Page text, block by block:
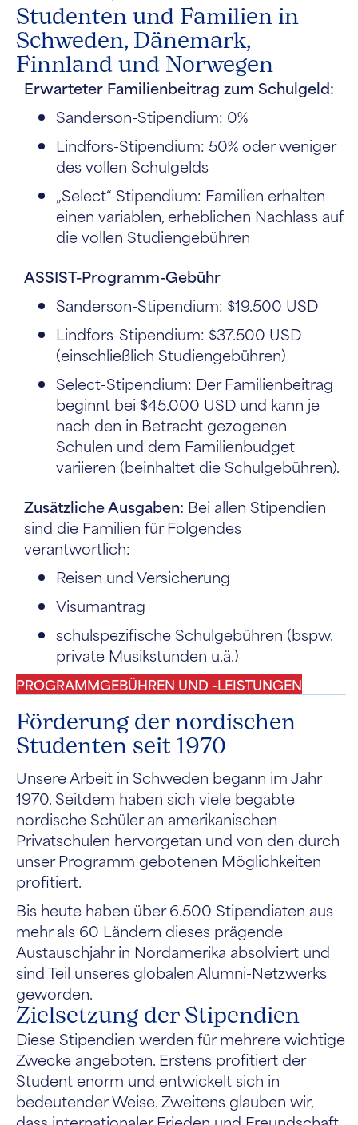
Studenten und Familien in
Schweden, Dänemark,
Finnland und Norwegen
Erwarteter Familienbeitrag zum Schulgeld:
Sanderson-Stipendium: 0%
Lindfors-Stipendium: 50% oder weniger
des vollen Schulgelds
„Select“-Stipendium: Familien erhalten
einen variablen, erheblichen Nachlass auf
die vollen Studiengebühren
ASSIST-Programm-Gebühr
Sanderson-Stipendium: $19.500 USD
Lindfors-Stipendium: $37.500 USD
(einschließlich Studiengebühren)
Select-Stipendium: Der Familienbeitrag
beginnt bei $45.000 USD und kann je
nach den in Betracht gezogenen
Schulen und dem Familienbudget
variieren (beinhaltet die Schulgebühren).
Zusätzliche Ausgaben: Bei allen Stipendien
sind die Familien für Folgendes
verantwortlich:
Reisen und Versicherung
Visumantrag
schulspezifische Schulgebühren (bspw.
private Musikstunden u.ä.)
PROGRAMMGEBÜHREN UND -LEISTUNGEN
Förderung der nordischen
Studenten seit 1970
Unsere Arbeit in Schweden begann im Jahr
1970. Seitdem haben sich viele begabte
nordische Schüler an amerikanischen
Privatschulen hervorgetan und von den durch
unser Programm gebotenen Möglichkeiten
profitiert.
Bis heute haben über 6.500 Stipendiaten aus
mehr als 60 Ländern dieses prägende
Austauschjahr in Nordamerika absolviert und
sind Teil unseres globalen Alumni-Netzwerks
geworden.
Zielsetzung der Stipendien
Diese Stipendien werden für mehrere wichtige
Zwecke angeboten. Erstens profitiert der
Student enorm und entwickelt sich in
bedeutender Weise. Zweitens glauben wir,